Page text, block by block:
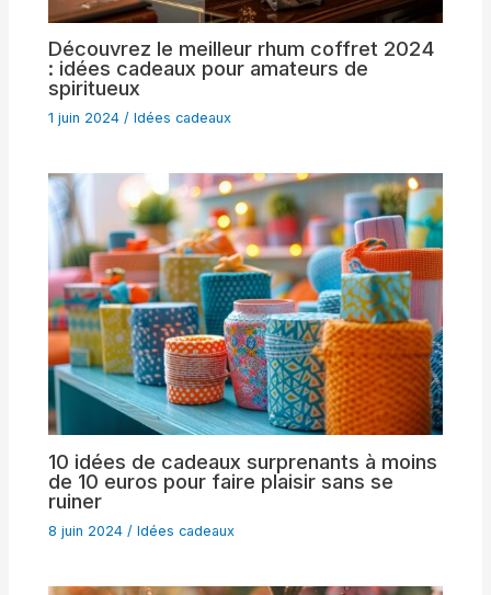
Découvrez le meilleur rhum coffret 2024
: idées cadeaux pour amateurs de
spiritueux
1 juin 2024/Idées cadeaux
10 idées de cadeaux surprenants à moins
de 10 euros pour faire plaisir sans se
ruiner
8 juin 2024/Idées cadeaux